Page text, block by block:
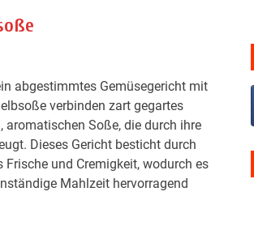
abgestimmtes Gemüsegericht mit
verbinden zart gegartes
aromatischen Soße, die durch ihre
Dieses Gericht besticht durch
und Cremigkeit, wodurch es
Mahlzeit hervorragend